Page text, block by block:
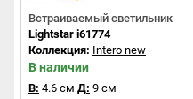
Встраиваемый светильник
Lightstar i61774
Коллекция: Intero new
В наличии
В: 4.6 см Д: 9 см